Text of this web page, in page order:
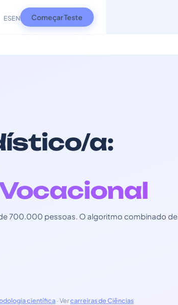
ESEN Começar Teste
a:
700.000 pessoas. O algoritmo combinado de
científica· Vercarreiras de Ciências